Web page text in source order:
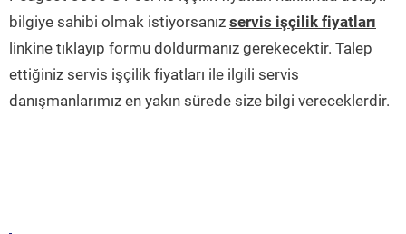
bilgiye sahibi olmak istiyorsanız servis işçilik fiyatları
linkine tıklayıp formu doldurmanız gerekecektir. Talep
ettiğiniz servis işçilik fiyatları ile ilgili servis
danışmanlarımız en yakın sürede size bilgi vereceklerdir.